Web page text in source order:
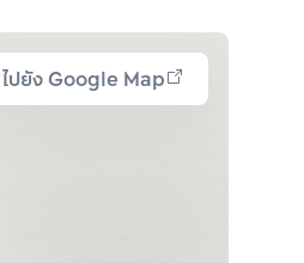
ไปยัง Google Map